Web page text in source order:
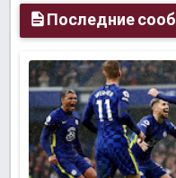
Последние